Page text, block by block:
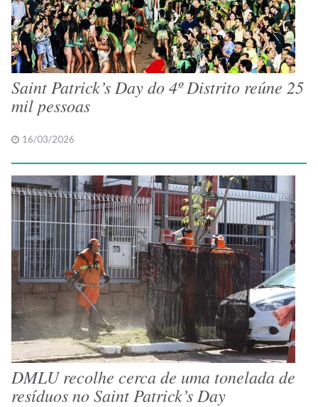
Saint Patrick’s Day do 4º Distrito reúne 25
mil pessoas
16/03/2026
DMLU recolhe cerca de uma tonelada de
resíduos no Saint Patrick’s Day